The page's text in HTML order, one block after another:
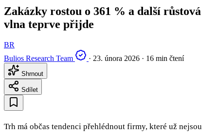
Zakázky rostou o 361 % a další růstová
vlna teprve přijde
BR
Bulios Research Team
· 23. února 2026 · 16 min čtení
Shrnout
Sdílet
Trh má občas tendenci přehlédnout firmy, které už nejsou